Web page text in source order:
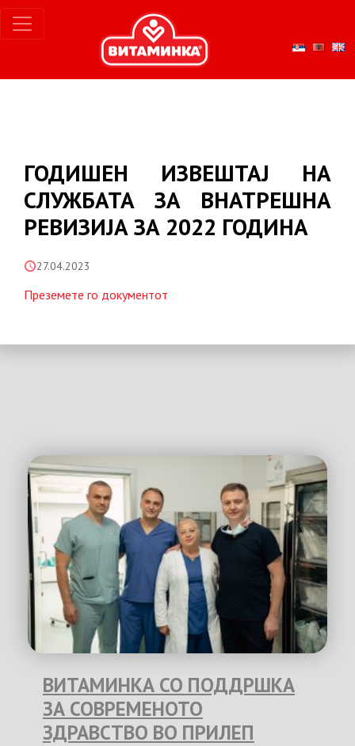
ГОДИШЕН ИЗВЕШТАЈ НА
СЛУЖБАТА ЗА ВНАТРЕШНА
РЕВИЗИЈА ЗА 2022 ГОДИНА
27.04.2023
Преземете го документот
ВИТАМИНКА СО ПОДДРШКА
ЗА СОВРЕМЕНОТО
ЗДРАВСТВО ВО ПРИЛЕП